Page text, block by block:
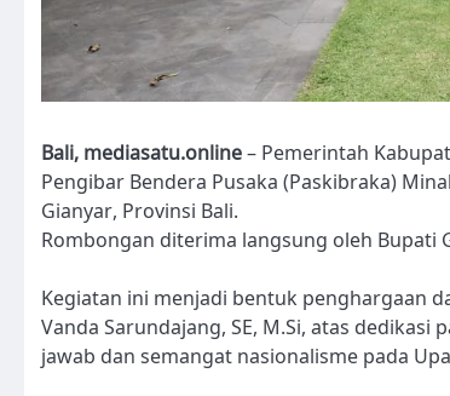
Bali, mediasatu.online– Pemerintah
Pengibar Bendera Pusaka (Paskibraka)
Gianyar, Provinsi Bali.
Rombongan diterima langsung oleh Bupati
Kegiatan ini menjadi bentuk penghargaan
Vanda Sarundajang, SE, M.Si, atas
jawab dan semangat nasionalisme pada